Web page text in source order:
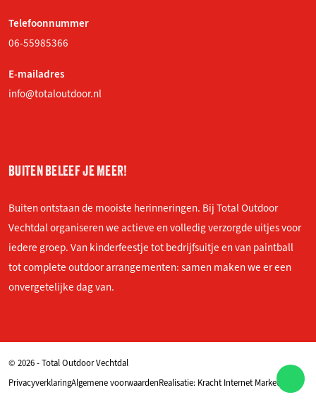
Telefoonnummer
06-55985366
E-mailadres
info@totaloutdoor.nl
BUITEN BELEEF JE MEER!
Buiten ontstaan de mooiste herinneringen. Bij Total Outdoor
Vechtdal organiseren we actieve en volledig verzorgde uitjes voor
iedere groep. Van kinderfeestje tot bedrijfsuitje en van paintball
tot complete outdoor arrangementen: samen maken we er een
onvergetelijke dag van.
© 2026 - Total Outdoor Vechtdal
PrivacyverklaringAlgemene voorwaardenRealisatie: Kracht Internet Marketing